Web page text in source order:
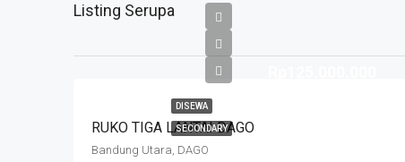
Listing Serupa
DISEWA
SECONDARY
RUKO TIGA LANTAI DAGO
Bandung Utara, DAGO